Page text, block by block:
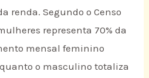
renda. Segundo o Censo
representa 70% da
mensal feminino
o masculino totaliza